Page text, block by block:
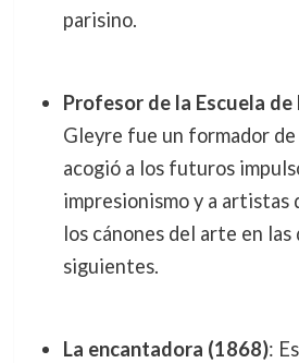
parisino.
Profesor de la Escuela
Gleyre fue un formador
acogió a los futuros
impresionismo y a artistas
los cánones del arte en las
siguientes.
La encantadora (1868):